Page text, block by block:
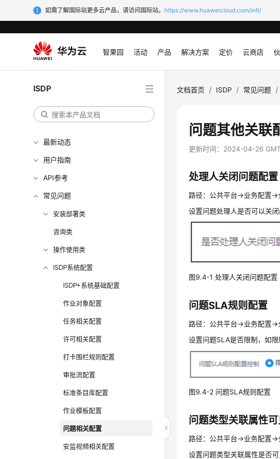
如需了解国际站更多云产品，请访问国际站。 https://www.huaweicloud.com/intl/
智果园 活动 产品 解决方案 定价 云商店
ISDP
最新动态
用户指南
API参考
常见问题
安装部署类
咨询类
操作使用类
ISDP系统配置
ISDP+系统基础配置
作业对象配置
任务相关配置
许可相关配置
打卡围栏规则配置
审批流配置
标准条目库配置
作业模板配置
问题相关配置
安监视频相关配置
文档首页 / ISDP / 常见问题 /
问题其他关联
更新时间： 2024-04-26
处理人关闭问题配置
路径：公共平台->业务配置->
设置问题处理人是否可以关
图9.4-1 处理人关闭问题配置
问题SLA规则配置
路径：公共平台->业务配置->
设置问题SLA是否限制，如
图9.4-2 问题SLA规则配置
问题类型关联属性
路径：公共平台->业务配置->
设置问题类型关联属性是否